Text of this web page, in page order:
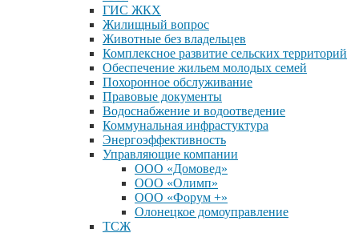
ГИС ЖКХ
Жилищный вопрос
Животные без владельцев
Комплексное развитие сельских территорий
Обеспечение жильем молодых семей
Похоронное обслуживание
Правовые документы
Водоснабжение и водоотведение
Коммунальная инфрастуктура
Энергоэффективность
Управляющие компании
ООО «Домовед»
ООО «Олимп»
ООО «Форум +»
Олонецкое домоуправление
ТСЖ